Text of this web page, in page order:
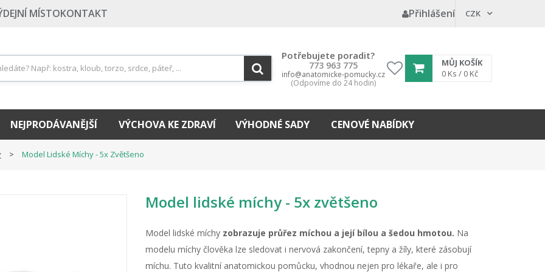
MÍSTOKONTAKT Přihlášení CZK
Potřebujete poradit?
773 963 775
info@anatomicke-pomucky.cz
(Odpovíme do 24 hodin)
My
wishlist
MŮJ KOŠÍK
0 Ks / 0 Kč
NEJPRODÁVANĚJŠÍ VÝCHOVA KE ZDRAVÍ VÝHODNÉ SADY CENOVÉ NABÍDKY
Model Lidské Míchy - 5x Zvětšeno
Model lidské míchy - 5x zvětšeno
Model lidské míchy zobrazuje průřez míchou a její bílou a šedou hmotou. Na
modelu míchy člověka lze sledovat i nervová zakončení, tepny a žíly, které zásobují
míchu. Tuto kvalitní anatomickou pomůcku, vhodnou nejen pro lékaře, ale i pro